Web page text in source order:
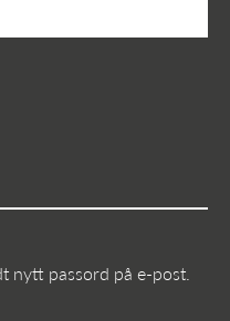
nytt passord på e-post.